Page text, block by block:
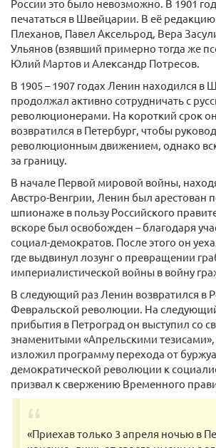
России это было невозможно. В 1901
печататься в Швейцарии. В её
Плеханов, Павел Аксельрод, Вера
Ульянов (взявший примерно тогда же
Юлий Мартов и Александр Потресов.
В 1905 – 1907 годах Ленин находился в
продолжал активно сотрудничать с
революционерами. На короткий срок
возвратился в Петербург, чтобы
революционным движением, однако
за границу.
В начале Первой мировой войны,
Австро-Венгрии, Ленин был арестован
шпионаже в пользу Российского
вскоре был освобожден – благодаря
социал-демократов. После этого он
где выдвинул лозунг о превращении
империалистической войны в войну
В следующий раз Ленин возвратился в
Февральской революции. На
прибытия в Петроград он выступил со
знаменитыми «Апрельскими
изложил программу перехода от
демократической революции к
призвал к свержению Временного
«Приехав только 3 апреля ночью в